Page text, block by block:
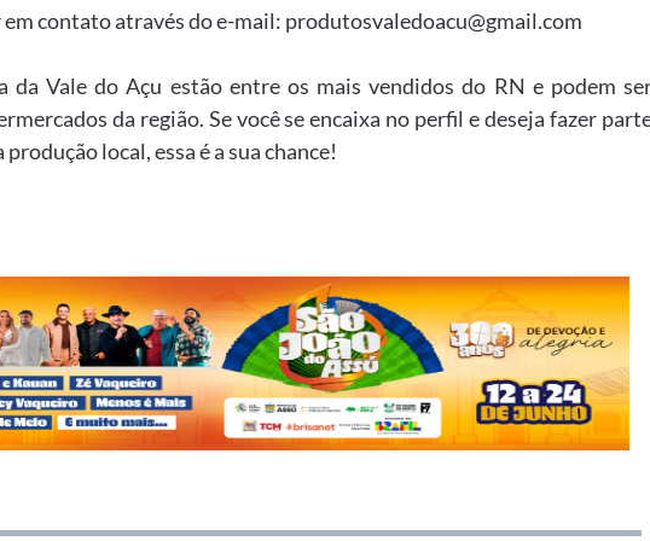
contato através do e-mail: produtosvaledoacu@gmail.com
da Vale do Açu estão entre os mais vendidos do RN e podem
da região. Se você se encaixa no perfil e deseja fazer
local, essa é a sua chance!